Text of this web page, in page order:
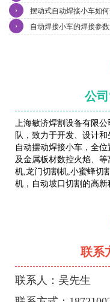
摆动式自动焊接小车如
›
自动焊接小车的焊接参
›
公
上海敏济焊割设备有限
队，致力于开发、设计
自动摆动焊接小车，全
及金属板材数控火焰、
机,龙门切割机,小蜜蜂切
机，自动坡口切割的高新
联系
联系人：吴先生